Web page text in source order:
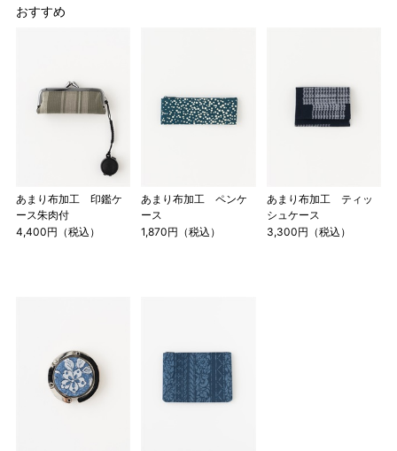
おすすめ
あまり布加工 印鑑ケ
ース朱肉付
4,400円（税込）
あまり布加工 ペンケ
ース
1,870円（税込）
あまり布加工 ティッ
シュケース
3,300円（税込）